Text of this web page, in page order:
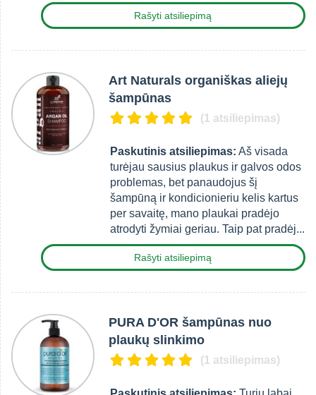
Rašyti atsiliepimą
Art Naturals organiškas aliejų
šampūnas
(1 atsiliepimas)
Paskutinis atsiliepimas: Aš visada
turėjau sausius plaukus ir galvos odos
problemas, bet panaudojus šį
šampūną ir kondicionieriu kelis kartus
per savaitę, mano plaukai pradėjo
atrodyti žymiai geriau. Taip pat pradėj...
Rašyti atsiliepimą
PURA D'OR šampūnas nuo
plaukų slinkimo
(1 atsiliepimas)